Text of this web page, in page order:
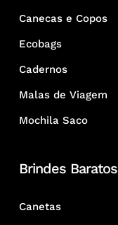
Canecas e Copos
Ecobags
Cadernos
Malas de Viagem
Mochila Saco
Brindes Baratos
Canetas